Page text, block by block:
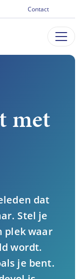
Contact
met
dat
Stel je
plek waar
wordt.
je bent.